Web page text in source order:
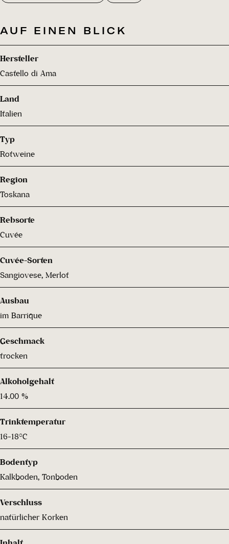
AUF EINEN BLICK
Hersteller
Castello di Ama
Land
Italien
Typ
Rotweine
Region
Toskana
Rebsorte
Cuvée
Cuvée-Sorten
Sangiovese, Merlot
Ausbau
im Barrique
Geschmack
trocken
Alkoholgehalt
14.00 %
Trinktemperatur
16-18°C
Bodentyp
Kalkboden, Tonboden
Verschluss
natürlicher Korken